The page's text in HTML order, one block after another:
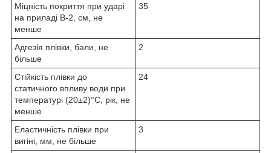
Міцність покриття при ударі
на приладі В-2, см, не
менше
35
Адгезія плівки, бали, не
більше
2
Стійкість плівки до
статичного впливу води при
температурі (20±2)°С, рік, не
менше
24
Еластичність плівки при
вигіні, мм, не більше
3